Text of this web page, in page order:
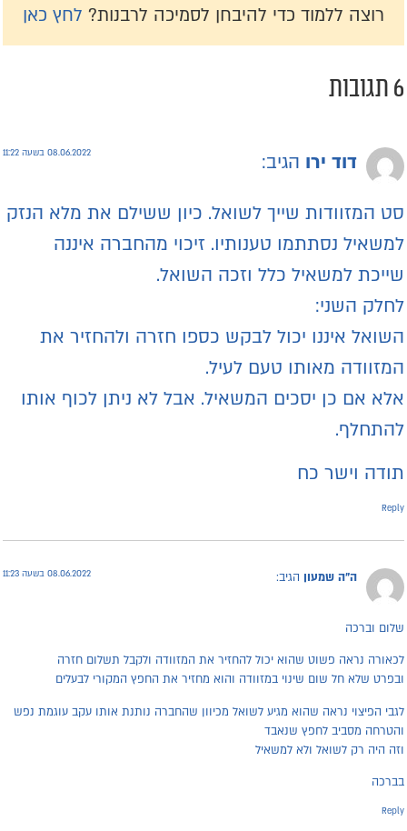
רוצה ללמוד כדי להיבחן לסמיכה לרבנות? לחץ כאן
דוד ירו הגיב: 08.06.2022 בשעה 11:22
המזוודות שייך לשואל. כיון ששילם את מלא הנזק
נסתתמו טענותיו. זיכוי מהחברה איננה
למשאיל כלל וזכה השואל.
השני:
איננו יכול לבקש כספו חזרה ולהחזיר את
מאותו טעם לעיל.
אם כן יסכים המשאיל. אבל לא ניתן לכוף אותו
וישר כח
ה"ה שמעון הגיב: 08.06.2022 בשעה 11:23
וברכה
נראה פשוט שהוא יכול להחזיר את המזוודה ולקבל תשלום חזרה
שלא חל שום שינוי במזוודה והוא מחזיר את החפץ המקורי לבעלים
הפיצוי נראה שהוא מגיע לשואל מכיוון שהחברה נותנת אותו עקב עוגמת נפש
מסביב לחפץ שנאבד
היה רק לשואל ולא למשאיל